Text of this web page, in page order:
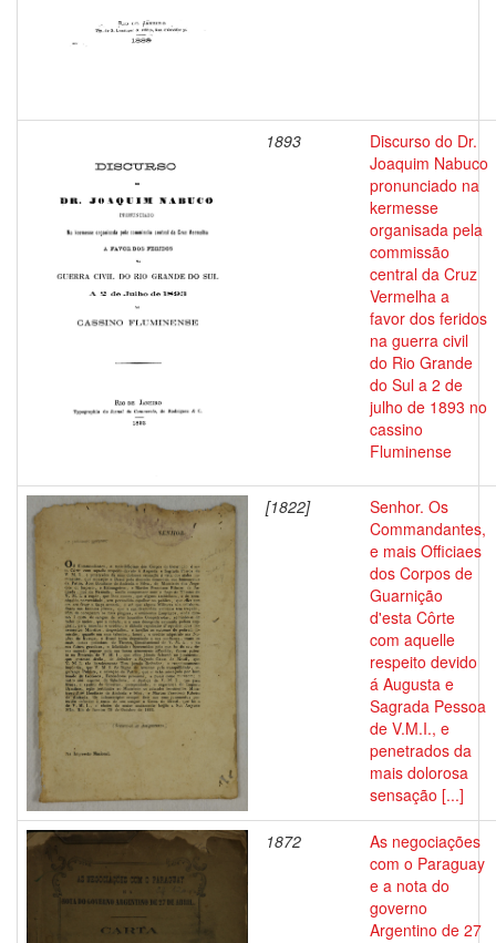
1893
Discurso do Dr.
Joaquim Nabuco
pronunciado na
kermesse
organisada pela
commissão
central da Cruz
Vermelha a
favor dos feridos
na guerra civil
do Rio Grande
do Sul a 2 de
julho de 1893 no
cassino
Fluminense
[1822]
Senhor. Os
Commandantes,
e mais Officiaes
dos Corpos de
Guarnição
d'esta Côrte
com aquelle
respeito devido
á Augusta e
Sagrada Pessoa
de V.M.I., e
penetrados da
mais dolorosa
sensação [...]
1872
As negociações
com o Paraguay
e a nota do
governo
Argentino de 27